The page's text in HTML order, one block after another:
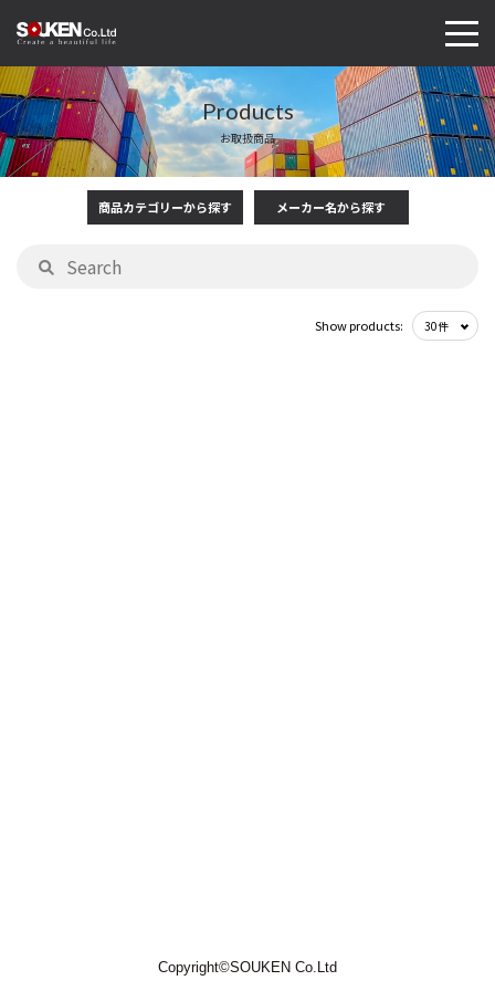
Products
お取扱商品
商品カテゴリーから探す メーカー名から探す
Show products:
Copyright©SOUKEN Co.Ltd